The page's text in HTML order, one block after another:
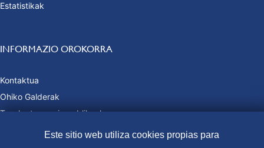
Estatistikak
INFORMAZIO OROKORRA
Kontaktua
Ohiko Galderak
Tasak eta prezio publikoak
Ordaintzeko moduak
Este sitio web utiliza cookies propias para